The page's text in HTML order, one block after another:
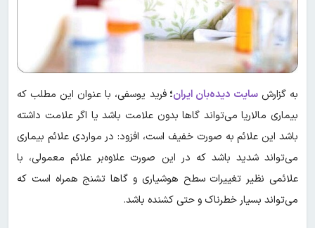
به گزارشسایت دیده‌بان ایران؛فرید یوسفی، با عنوان این مطلب که
بیماری مالاریا می‌تواند گاها بدون علامت باشد یا اگر علامت داشته
باشد این علائم به‌ صورت خفیف است، افزود: در مواردی علائم بیماری
می‌تواند شدید باشد که در این صورت علاوه‌بر علائم معمولی، با
علائمی نظیر تغییرات سطح هوشیاری و گاها تشنج همراه است که
می‌تواند بسیار خطرناک و حتی کشنده باشد.